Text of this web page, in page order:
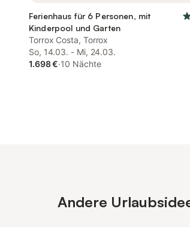
Ferienhaus für 6 Personen, mit
Kinderpool und Garten
Torrox Costa, Torrox
So, 14.03. - Mi, 24.03.
1.698 €·10 Nächte
Andere